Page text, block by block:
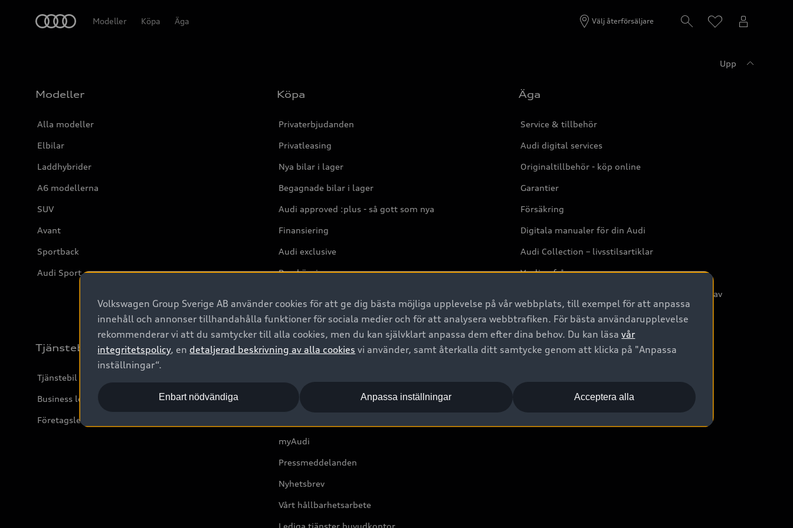
Modeller Köpa Äga Välj återförsäljare
Upp
Modeller
Alla modeller
Elbilar
Laddhybrider
A6 modellerna
SUV
Avant
Sportback
Audi Sport
Köpa
Privaterbjudanden
Privatleasing
Nya bilar i lager
Begagnade bilar i lager
Audi approved :plus - så gott som nya
Finansiering
Audi exclusive
Provkörning
Äga
Service & tillbehör
Audi digital services
Originaltillbehör - köp online
Garantier
Försäkring
Digitala manualer för din Audi
Audi Collection – livsstilsartiklar
Vanliga frågor
2G/3G nätet stängs ned - Hur påverkas min bil av
detta?
Tjänstebil
Tjänstebil
Business lease online
Företagsleasing
Om Audi Sverige
Boka Service online
myAudi
Pressmeddelanden
Nyhetsbrev
Vårt hållbarhetsarbete
Lediga tjänster huvudkontor
Volkswagen Group Sverige AB använder cookies för att ge dig bästa möjliga upplevelse på vår webbplats, till exempel för att anpassa
innehåll och annonser tillhandahålla funktioner för sociala medier och för att analysera webbtrafiken. För bästa användarupplevelse
rekommenderar vi att du samtycker till alla cookies, men du kan självklart anpassa dem efter dina behov. Du kan läsavår
integritetspolicy, en detaljerad beskrivning av alla cookies vi använder, samt återkalla ditt samtycke genom att klicka på "Anpassa
inställningar“.
Acceptera alla
Enbart nödvändiga Anpassa inställningar